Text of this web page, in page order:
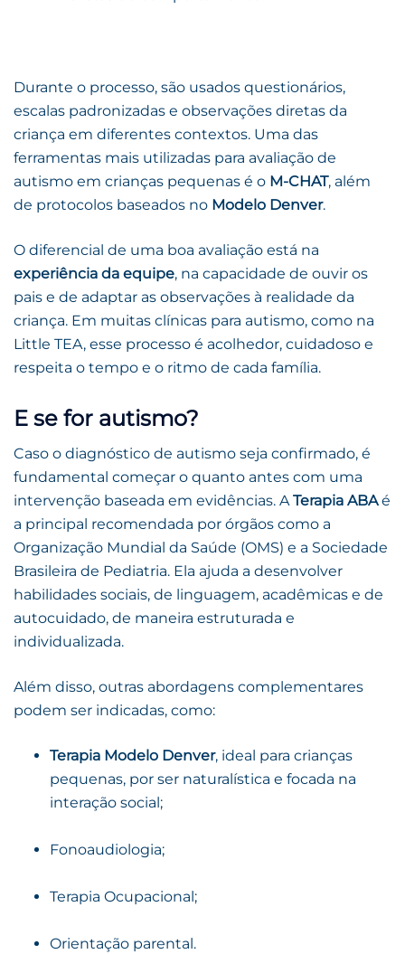
Durante o processo, são usados questionários,
escalas padronizadas e observações diretas da
criança em diferentes contextos. Uma das
ferramentas mais utilizadas para avaliação de
autismo em crianças pequenas é o M-CHAT, além
de protocolos baseados no Modelo Denver.
O diferencial de uma boa avaliação está na
experiência da equipe, na capacidade de ouvir os
pais e de adaptar as observações à realidade da
criança. Em muitas clínicas para autismo, como na
Little TEA, esse processo é acolhedor, cuidadoso e
respeita o tempo e o ritmo de cada família.
E se for autismo?
Caso o diagnóstico de autismo seja confirmado, é
fundamental começar o quanto antes com uma
intervenção baseada em evidências. ATerapia ABAé
a principal recomendada por órgãos como a
Organização Mundial da Saúde (OMS) e a Sociedade
Brasileira de Pediatria. Ela ajuda a desenvolver
habilidades sociais, de linguagem, acadêmicas e de
autocuidado, de maneira estruturada e
individualizada.
Além disso, outras abordagens complementares
podem ser indicadas, como:
Terapia Modelo Denver, ideal para crianças
pequenas, por ser naturalística e focada na
interação social;
Fonoaudiologia;
Terapia Ocupacional;
Orientação parental.